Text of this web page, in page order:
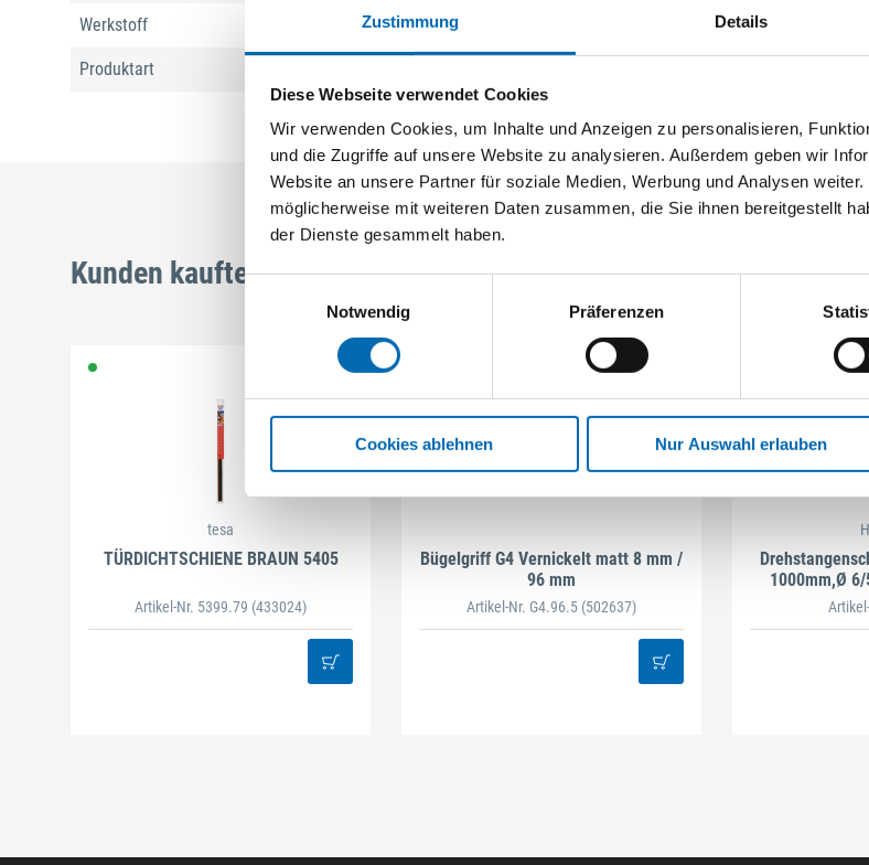
Zustimmung Details
Diese Webseite verwendet Cookies
Wir verwenden Cookies, um Inhalte und Anzeigen zu personalisieren,
und die Zugriffe auf unsere Website zu analysieren. Außerdem geben wir
Website an unsere Partner für soziale Medien, Werbung und Analysen
möglicherweise mit weiteren Daten zusammen, die Sie ihnen bereitgestellt
der Dienste gesammelt haben.
Einwilligungsauswahl
Notwendig
Präferenzen
Cookies ablehnen Nur Auswahl erlauben
Werkstoff TSP-LAN
Produktart
Kunden kauften auch
tesa
TÜRDICHTSCHIENE BRAUN 5405
Artikel-Nr. 5399.79 (433024)
Bügelgriff G4 Vernickelt matt 8 mm /
96 mm
Artikel-Nr. G4.96.5 (502637)
1000mm,Ø